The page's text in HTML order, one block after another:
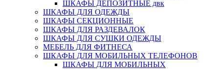
ШКАФЫ ДЕПОЗИТНЫЕ двк
ШКАФЫ ДЛЯ ОДЕЖДЫ
ШКАФЫ СЕКЦИОННЫЕ
ШКАФЫ ДЛЯ РАЗДЕВАЛОК
ШКАФЫ ДЛЯ СУШКИ ОДЕЖДЫ
МЕБЕЛЬ ДЛЯ ФИТНЕСА
ШКАФЫ ДЛЯ МОБИЛЬНЫХ ТЕЛЕФОНОВ
ШКАФЫ ДЛЯ МОБИЛЬНЫХ